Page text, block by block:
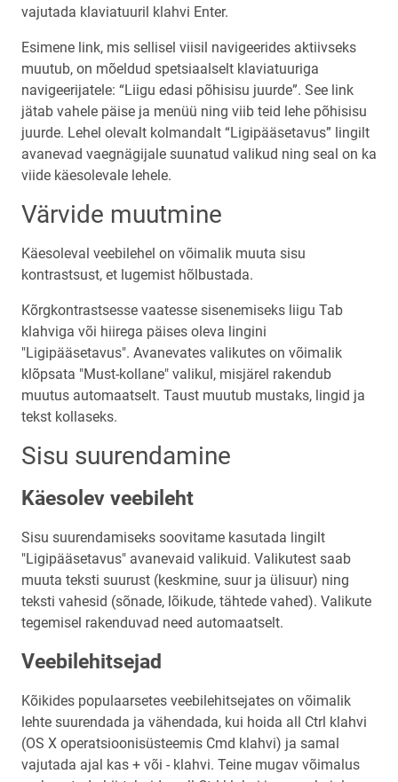
vajutada klaviatuuril klahvi Enter.
Esimene link, mis sellisel viisil navigeerides aktiivseks
muutub, on mõeldud spetsiaalselt klaviatuuriga
navigeerijatele: “Liigu edasi põhisisu juurde”. See link
jätab vahele päise ja menüü ning viib teid lehe põhisisu
juurde. Lehel olevalt kolmandalt “Ligipääsetavus” lingilt
avanevad vaegnägijale suunatud valikud ning seal on ka
viide käesolevale lehele.
Värvide muutmine
Käesoleval veebilehel on võimalik muuta sisu
kontrastsust, et lugemist hõlbustada.
Kõrgkontrastsesse vaatesse sisenemiseks liigu Tab
klahviga või hiirega päises oleva lingini
"Ligipääsetavus". Avanevates valikutes on võimalik
klõpsata "Must-kollane" valikul, misjärel rakendub
muutus automaatselt. Taust muutub mustaks, lingid ja
tekst kollaseks.
Sisu suurendamine
Käesolev veebileht
Sisu suurendamiseks soovitame kasutada lingilt
"Ligipääsetavus" avanevaid valikuid. Valikutest saab
muuta teksti suurust (keskmine, suur ja ülisuur) ning
teksti vahesid (sõnade, lõikude, tähtede vahed). Valikute
tegemisel rakenduvad need automaatselt.
Veebilehitsejad
Kõikides populaarsetes veebilehitsejates on võimalik
lehte suurendada ja vähendada, kui hoida all Ctrl klahvi
(OS X operatsioonisüsteemis Cmd klahvi) ja samal
vajutada ajal kas + või - klahvi. Teine mugav võimalus